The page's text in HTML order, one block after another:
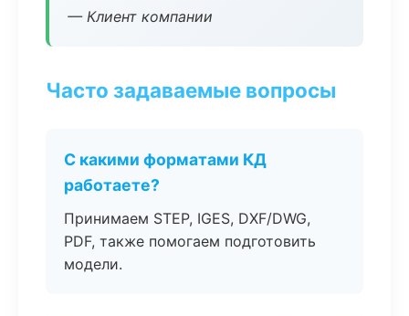
— Клиент компании
Часто задаваемые вопросы
С какими форматами КД
работаете?
Принимаем STEP, IGES, DXF/DWG,
PDF, также помогаем подготовить
модели.